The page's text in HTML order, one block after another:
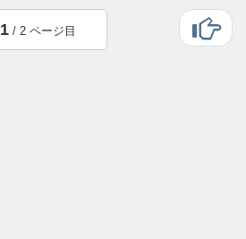
1/ 2 ページ目